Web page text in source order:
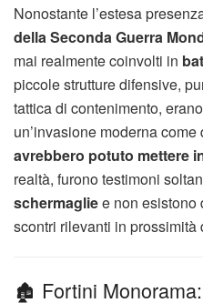
Nonostante l’estesa
della Seconda Guerra
mai realmente coinvolti in
piccole strutture difensive,
tattica di contenimento,
un’invasione moderna
avrebbero potuto mettere
realtà, furono testimoni
schermagliee non esistono
scontri rilevanti in prossimità
🏚️ Fortini